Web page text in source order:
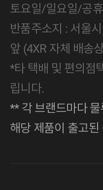
토요일/일요일/공
반품주소지 : 서울
앞 (4XR 자체 배송
*타 택배 및 편의점
립니다.
** 각 브랜드마다
해당 제품이 출고